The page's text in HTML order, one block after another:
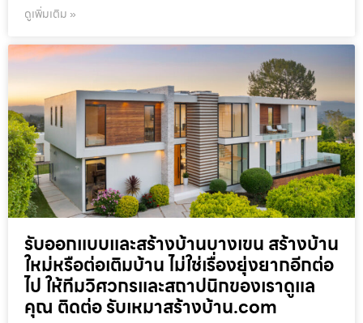
ดูเพิ่มเติม »
รับออกแบบและสร้างบ้านบางเขน สร้างบ้าน
ใหม่หรือต่อเติมบ้าน ไม่ใช่เรื่องยุ่งยากอีกต่อ
ไป ให้ทีมวิศวกรและสถาปนิกของเราดูแล
คุณ ติดต่อ รับเหมาสร้างบ้าน.com